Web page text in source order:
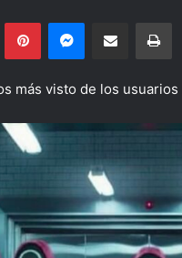
PinterestMessenger
Compartir por email
más visto de los